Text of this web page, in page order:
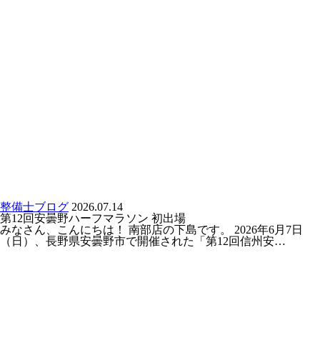
整備士ブログ 2026.07.14
第12回安曇野ハーフマラソン 初出場
みなさん、こんにちは！ 南部店の下島です。 2026年6月7日
（日）、長野県安曇野市で開催された「第12回信州安…